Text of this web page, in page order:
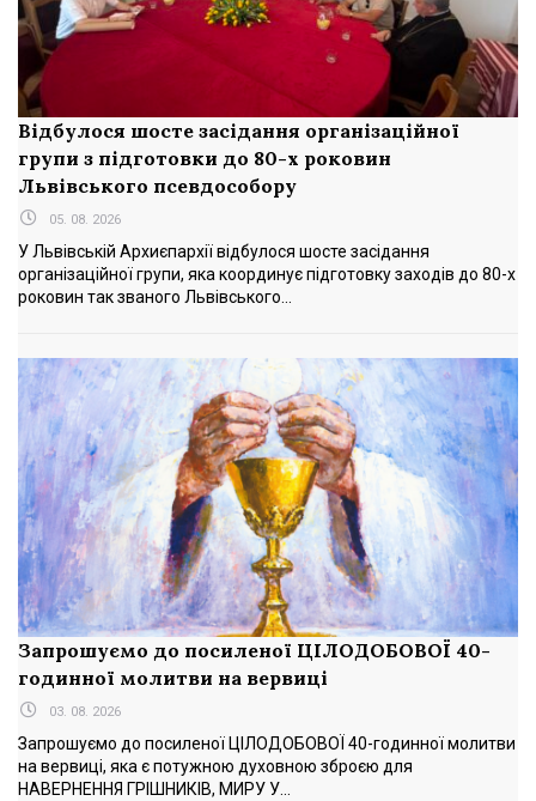
Відбулося шосте засідання організаційної
групи з підготовки до 80-х роковин
Львівського псевдособору
05. 08. 2026
У Львівській Архиєпархії відбулося шосте засідання
організаційної групи, яка координує підготовку заходів до 80-х
роковин так званого Львівського...
Запрошуємо до посиленої ЦІЛОДОБОВОЇ 40-
годинної молитви на вервиці
03. 08. 2026
Запрошуємо до посиленої ЦІЛОДОБОВОЇ 40-годинної молитви
на вервиці, яка є потужною духовною зброєю для
НАВЕРНЕННЯ ГРІШНИКІВ, МИРУ У...